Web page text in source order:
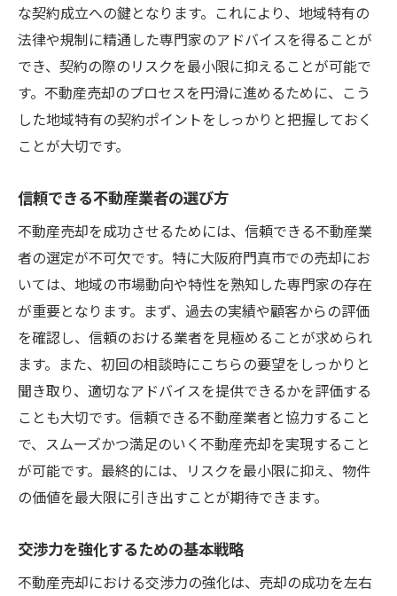
な契約成立への鍵となります。これにより、地域特有の
法律や規制に精通した専門家のアドバイスを得ることが
でき、契約の際のリスクを最小限に抑えることが可能で
す。不動産売却のプロセスを円滑に進めるために、こう
した地域特有の契約ポイントをしっかりと把握しておく
ことが大切です。
信頼できる不動産業者の選び方
不動産売却を成功させるためには、信頼できる不動産業
者の選定が不可欠です。特に大阪府門真市での売却にお
いては、地域の市場動向や特性を熟知した専門家の存在
が重要となります。まず、過去の実績や顧客からの評価
を確認し、信頼のおける業者を見極めることが求められ
ます。また、初回の相談時にこちらの要望をしっかりと
聞き取り、適切なアドバイスを提供できるかを評価する
ことも大切です。信頼できる不動産業者と協力すること
で、スムーズかつ満足のいく不動産売却を実現すること
が可能です。最終的には、リスクを最小限に抑え、物件
の価値を最大限に引き出すことが期待できます。
交渉力を強化するための基本戦略
不動産売却における交渉力の強化は、売却の成功を左右